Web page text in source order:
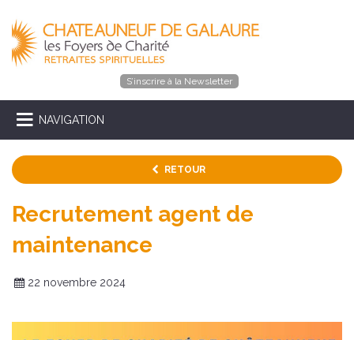
S’inscrire à la Newsletter
NAVIGATION
RETOUR
Recrutement agent de
maintenance
22 novembre 2024